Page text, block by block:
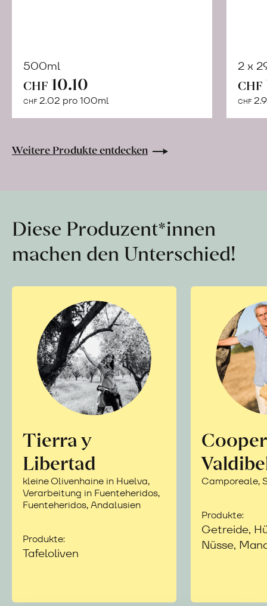
500ml
CHF 10.10
CHF 2.02 pro 100ml
Warenkorb
2 x
CHF
CHF
Weitere Produkte entdecken
Diese Produzent*innen
machen den Unterschied!
Tierra y
Libertad
kleine Olivenhaine in Huelva,
Verarbeitung in Fuenteheridos,
Fuenteheridos, Andalusien
Produkte:
Tafeloliven
Camporeale,
Produkte:
Getreide,
Nüsse,